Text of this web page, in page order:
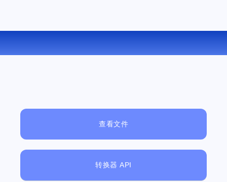
在线将 OGV 转换为 AC3
查看文件
转换器 API